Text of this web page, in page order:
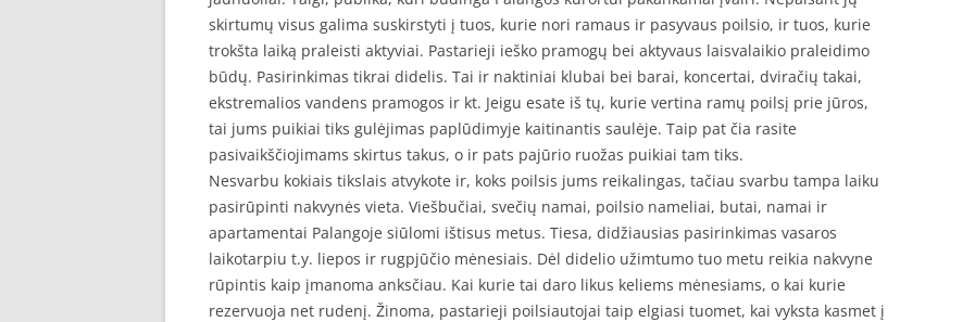
skirtumų visus galima suskirstyti į tuos, kurie nori ramaus ir pasyvaus poilsio, ir tuos, kurie
trokšta laiką praleisti aktyviai. Pastarieji ieško pramogų bei aktyvaus laisvalaikio praleidimo
būdų. Pasirinkimas tikrai didelis. Tai ir naktiniai klubai bei barai, koncertai, dviračių takai,
ekstremalios vandens pramogos ir kt. Jeigu esate iš tų, kurie vertina ramų poilsį prie jūros,
tai jums puikiai tiks gulėjimas paplūdimyje kaitinantis saulėje. Taip pat čia rasite
pasivaikščiojimams skirtus takus, o ir pats pajūrio ruožas puikiai tam tiks.
Nesvarbu kokiais tikslais atvykote ir, koks poilsis jums reikalingas, tačiau svarbu tampa laiku
pasirūpinti nakvynės vieta. Viešbučiai, svečių namai, poilsio nameliai, butai, namai ir
apartamentai Palangoje siūlomi ištisus metus. Tiesa, didžiausias pasirinkimas vasaros
laikotarpiu t.y. liepos ir rugpjūčio mėnesiais. Dėl didelio užimtumo tuo metu reikia nakvyne
rūpintis kaip įmanoma anksčiau. Kai kurie tai daro likus keliems mėnesiams, o kai kurie
rezervuoja net rudenį. Žinoma, pastarieji poilsiautojai taip elgiasi tuomet, kai vyksta kasmet į